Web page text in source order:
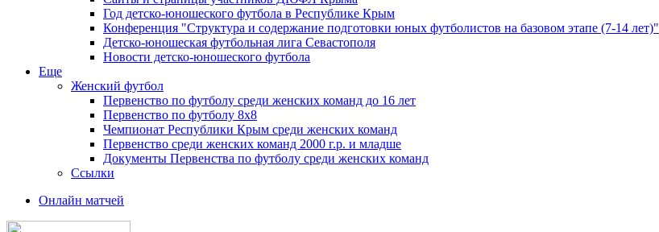
Год детско-юношеского футбола в Республике Крым
Конференция "Структура и содержание подготовки юных футболистов на базовом этапе (7-14 лет)"
Детско-юношеская футбольная лига Севастополя
Новости детско-юношеского футбола
Еще
Женский футбол
Первенство по футболу среди женских команд до 16 лет
Первенство по футболу 8х8
Чемпионат Республики Крым среди женских команд
Первенство среди женских команд 2000 г.р. и младше
Документы Первенства по футболу среди женских команд
Ссылки
Онлайн матчей